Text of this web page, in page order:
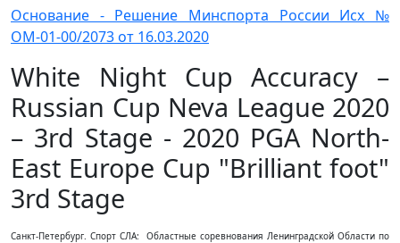
Основание - Решение Минспорта России Исх №
ОМ-01-00/2073 от 16.03.2020
White Night Cup Accuracy –
Russian Cup Neva League 2020
– 3rd Stage - 2020 PGA North-
East Europe Cup "Brilliant foot"
3rd Stage
Санкт-Петербург. Спорт СЛА: Областные соревнования Ленинградской Области по